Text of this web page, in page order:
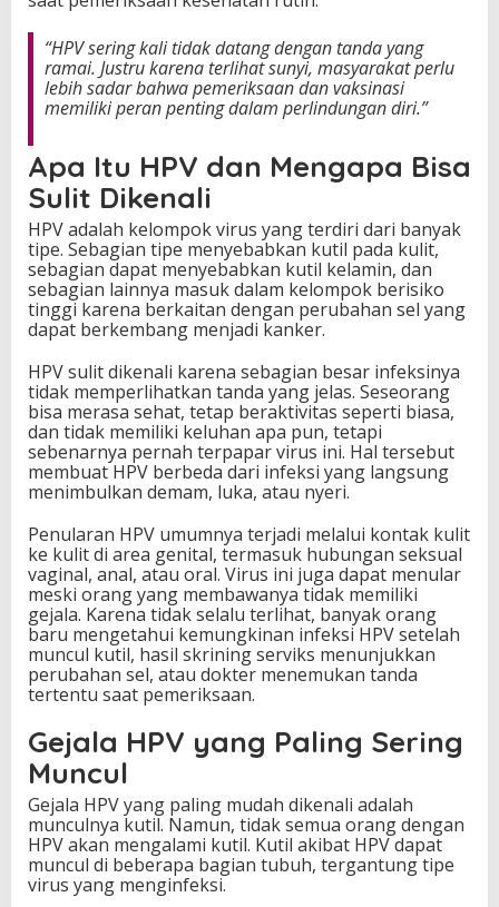
i
k
o
n
y
S
j
k
A
w
a
l
“HPV sering kali tidak datang dengan tanda yang
ramai. Justru karena terlihat sunyi, masyarakat perlu
lebih sadar bahwa pemeriksaan dan vaksinasi
memiliki peran penting dalam perlindungan diri.”
Apa Itu HPV dan Mengapa Bisa
Sulit Dikenali
HPV adalah kelompok virus yang terdiri dari banyak
tipe. Sebagian tipe menyebabkan kutil pada kulit,
sebagian dapat menyebabkan kutil kelamin, dan
sebagian lainnya masuk dalam kelompok berisiko
tinggi karena berkaitan dengan perubahan sel yang
dapat berkembang menjadi kanker.
HPV sulit dikenali karena sebagian besar infeksinya
tidak memperlihatkan tanda yang jelas. Seseorang
bisa merasa sehat, tetap beraktivitas seperti biasa,
dan tidak memiliki keluhan apa pun, tetapi
sebenarnya pernah terpapar virus ini. Hal tersebut
membuat HPV berbeda dari infeksi yang langsung
menimbulkan demam, luka, atau nyeri.
Penularan HPV umumnya terjadi melalui kontak kulit
ke kulit di area genital, termasuk hubungan seksual
vaginal, anal, atau oral. Virus ini juga dapat menular
meski orang yang membawanya tidak memiliki
gejala. Karena tidak selalu terlihat, banyak orang
baru mengetahui kemungkinan infeksi HPV setelah
muncul kutil, hasil skrining serviks menunjukkan
perubahan sel, atau dokter menemukan tanda
tertentu saat pemeriksaan.
Gejala HPV yang Paling Sering
Muncul
Gejala HPV yang paling mudah dikenali adalah
munculnya kutil. Namun, tidak semua orang dengan
HPV akan mengalami kutil. Kutil akibat HPV dapat
muncul di beberapa bagian tubuh, tergantung tipe
virus yang menginfeksi.